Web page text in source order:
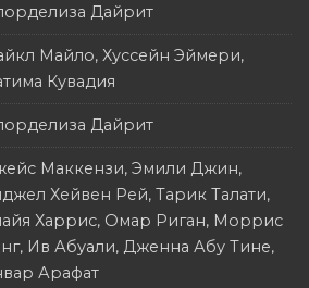
Дайрит
Майло, Хуссейн Эймери,
Кувадия
Дайрит
Маккензи, Эмили Джин,
Хейвен Рей, Тарик Талати,
Харрис, Омар Риган, Моррис
Ив Абуали, Дженна Абу Тине,
Арафат